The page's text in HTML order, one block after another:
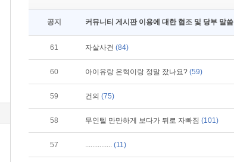
공지 커뮤니티 게시판 이용에 대한 협조 및 당부 말씀
61 자살사건 (84)
60 아이유랑 은혁이랑 정말 잤나요? (59)
59 건의 (75)
58 무인텔 만만하게 보다가 뒤로 자빠짐 (101)
57 ............... (11)